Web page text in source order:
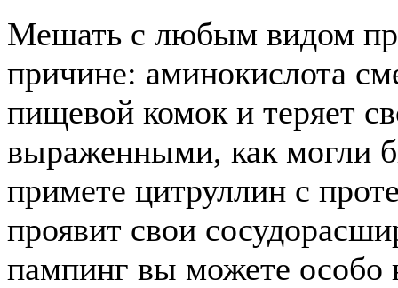
Мешать с любым видом
причине: аминокислота
пищевой комок и теряет
выраженными, как могли
примете цитруллин с
проявит свои
пампинг вы можете особо